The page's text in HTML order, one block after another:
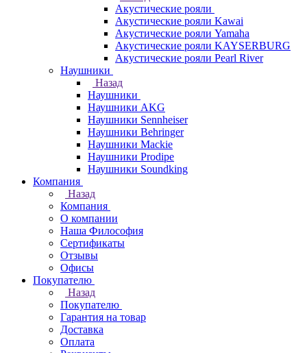
Акустические рояли
Акустические рояли Kawai
Акустические рояли Yamaha
Акустические рояли KAYSERBURG
Акустические рояли Pearl River
Наушники
Назад
Наушники
Наушники AKG
Наушники Sennheiser
Наушники Behringer
Наушники Mackie
Наушники Prodipe
Наушники Soundking
Компания
Назад
Компания
О компании
Наша Философия
Сертификаты
Отзывы
Офисы
Покупателю
Назад
Покупателю
Гарантия на товар
Доставка
Оплата